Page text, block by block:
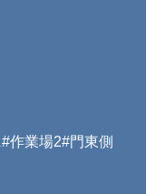
#作業場2#門東側